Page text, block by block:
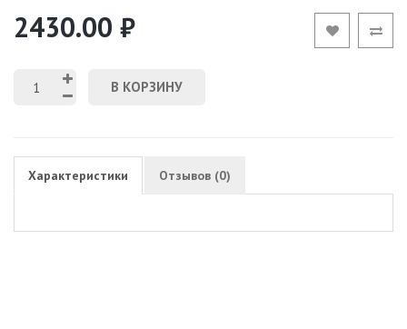
2430.00 ₽
В КОРЗИНУ
Характеристики Отзывов (0)